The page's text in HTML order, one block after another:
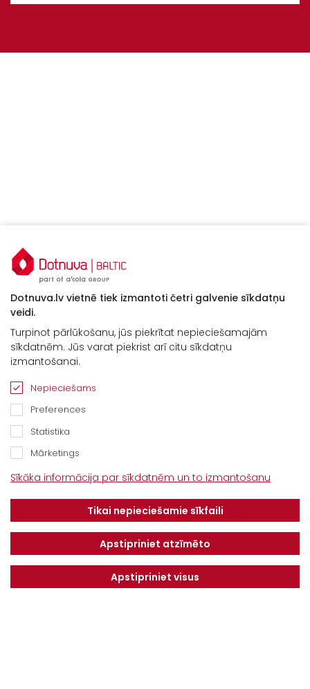
Kontakti
“Baltijas Ceļš”, Brankas, Cenu pagasts,
Jelgavas novads, LV-3043
Tel. +371 67913161
E-pasts:
info@dotnuvabaltic.lv
Kontakti
Vakances
Finansējums
Privātuma politika
MAKSĀJUMU KĀRTĪBA UN
NOTEIKUMI
Dotnuva.lv vietnē tiek izmantoti četri galvenie sīkdatņu
veidi.
Turpinot pārlūkošanu, jūs piekrītat nepieciešamajām
sīkdatnēm. Jūs varat piekrist arī citu sīkdatņu
izmantošanai.
Nepieciešams
Preferences
Statistika
Mārketings
Sīkāka informācija par sīkdatnēm un to izmantošanu
Tikai nepieciešamie sīkfaili
Apstipriniet atzīmēto
Apstipriniet visus